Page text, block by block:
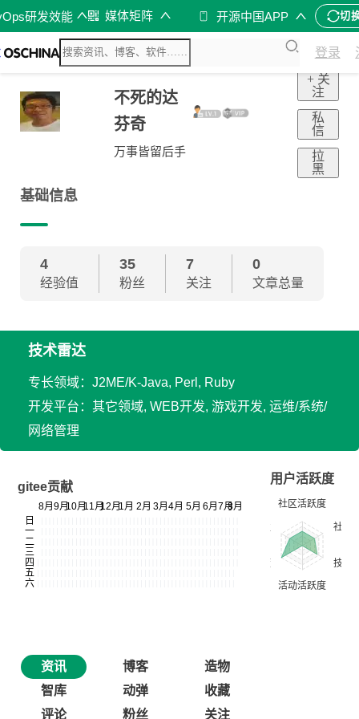
研发效能 媒体矩阵 开源中国APP 切
登录
不死的达
芬奇
万事皆留后手
+ 关
注
私
信
拉
黑
基础信息
4
经验值
35
粉丝
7
关注
0
文章总量
技术雷达
专长领域：J2ME/K-Java, Perl, Ruby
开发平台：其它领域, WEB开发, 游戏开发, 运维/系统/
网络管理
gitee贡献
用户活跃度
资讯 博客
造物
智库
动弹
收藏
评论
粉丝 关注